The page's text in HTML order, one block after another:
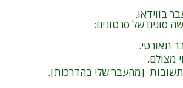
בווידאו.
סוגים של סרטונים:
תאורטי.
מצולם.
[מהעבר שלי בהדרכות].